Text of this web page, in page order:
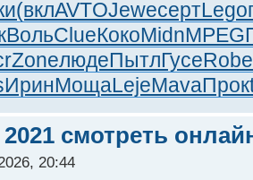
(вклAVTOJeweсертLego
ВольClueКокоMidnMPEG
ZoneлюдеПытлГусеRobe
ИринМощаLejeMavaПрок
смотреть
20:44